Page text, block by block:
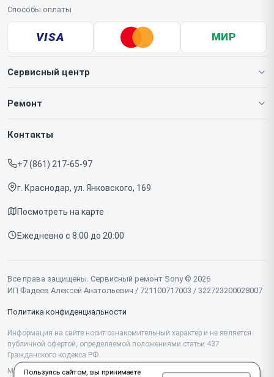
Способы оплаты
VISA МИР
Сервисный центр
О нашем сервисе
Срочный ремонт
Доставка и способы оплаты
Диагностика
Контакты
Ремонт
Игровых приставок
Саундбаров
Планшетов
Проигрывателей винила
Контакты
+7 (861) 217-65-97
г. Краснодар, ул. Янковского, 169
Посмотреть на карте
Ежедневно с 8:00 до 20:00
Все права защищены. Сервисный ремонт Sony © 2026
ИП Фадеев Алексей Анатольевич / 721100717003 / 322723200028007
Политика конфиденциальности
Информация на сайте носит ознакомительный характер и не является
публичной офертой, определяемой положениями статьи 437
Гражданского кодекса РФ.
Мы специализируемся на обслуживании и ремонте техники Sony, но не
Пользуясь сайтом, вы принимаете